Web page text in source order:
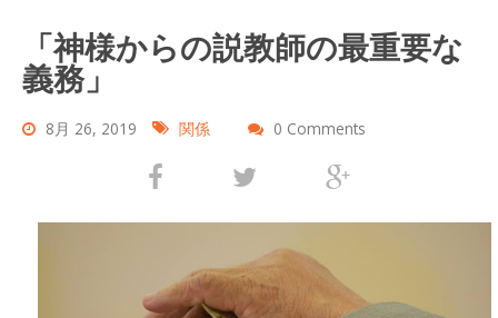
「神様からの説教師の最重要な
義務」
8月 26, 2019 関係 0 Comments